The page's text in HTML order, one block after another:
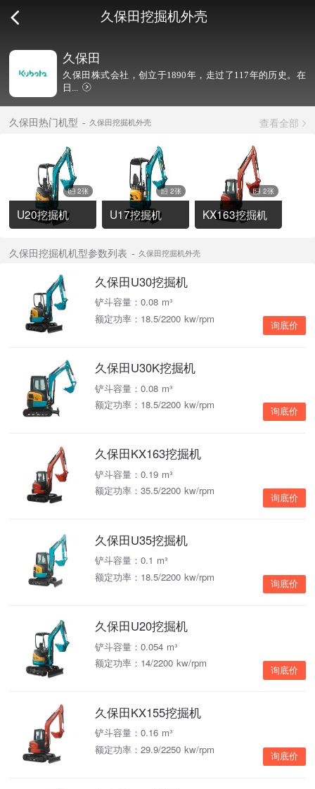
久保田挖掘机外壳
久保田
久保田株式会社，创立于1890年，走过了117年的历史。在
日...
久保田热门机型 久保田挖掘机外壳 查看全部
2张
U20挖掘机
2张
U17挖掘机
2张
KX163挖掘机
久保田挖掘机机型参数列表 久保田挖掘机外壳
久保田U30挖掘机
铲斗容量：0.08 m³
额定功率：18.5/2200 kw/rpm
询底价
久保田U30K挖掘机
铲斗容量：0.08 m³
额定功率：18.5/2200 kw/rpm
询底价
久保田KX163挖掘机
铲斗容量：0.19 m³
额定功率：35.5/2200 kw/rpm
询底价
久保田U35挖掘机
铲斗容量：0.1 m³
额定功率：18.5/2200 kw/rpm
询底价
久保田U20挖掘机
铲斗容量：0.054 m³
额定功率：14/2200 kw/rpm
询底价
久保田KX155挖掘机
铲斗容量：0.16 m³
额定功率：29.9/2250 kw/rpm
询底价